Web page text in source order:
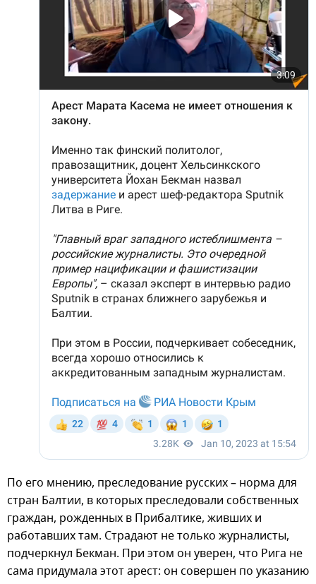
По его мнению, преследование русских – норма для
стран Балтии, в которых преследовали собственных
граждан, рожденных в Прибалтике, живших и
работавших там. Страдают не только журналисты,
подчеркнул Бекман. При этом он уверен, что Рига не
сама придумала этот арест: он совершен по указанию